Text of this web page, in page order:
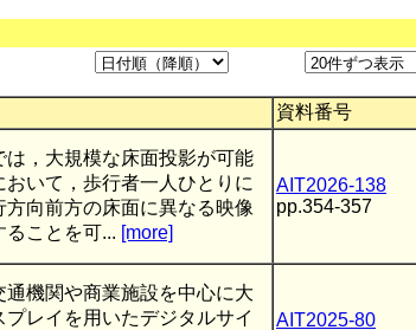
資料番号
は，大規模な床面投影が可能
おいて，歩行者一人ひとりに
方向前方の床面に異なる映像
ることを可... [more]
AIT2026-138
pp.354-357
通機関や商業施設を中心に大
プレイを用いたデジタルサイ
AIT2025-80